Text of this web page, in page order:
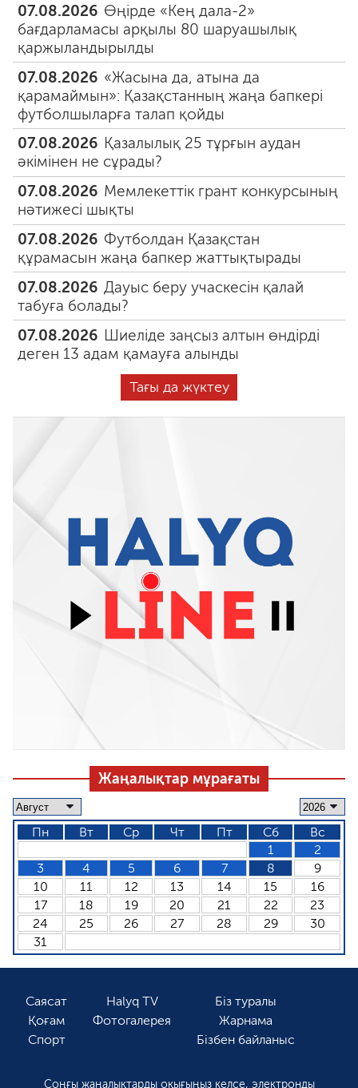
07.08.2026 Өңірде «Кең дала-2»
бағдарламасы арқылы 80 шаруашылық
қаржыландырылды
07.08.2026 «Жасына да, атына да
қарамаймын»: Қазақстанның жаңа бапкері
футболшыларға талап қойды
07.08.2026 Қазалылық 25 тұрғын аудан
әкімінен не сұрады?
07.08.2026 Мемлекеттік грант конкурсының
нәтижесі шықты
07.08.2026 Футболдан Қазақстан
құрамасын жаңа бапкер жаттықтырады
07.08.2026 Дауыс беру учаскесін қалай
табуға болады?
07.08.2026 Шиеліде заңсыз алтын өндірді
деген 13 адам қамауға алынды
Тағы да жүктеу
Жаңалықтар мұрағаты
Пн Вт Ср Чт Пт Сб
Вс
1
2
3
4 5 6 7 8
9
10
11 12 13 14 15
16
17
18 19 20 21 22
23
24
25 26 27 28 29
30
31
Саясат
Қоғам
Спорт
Halyq TV
Фотогалерея
Біз туралы
Жарнама
Бізбен байланыс
Соңғы жаңалықтарды оқығыңыз келсе, электронды